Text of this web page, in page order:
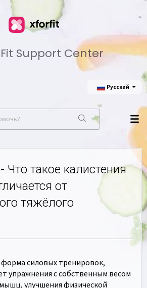
Fit Support Center
Русский
Что такое калистения
от
тяжёлого
силовых тренировок,
упражнения с собственным весом
улучшения физической